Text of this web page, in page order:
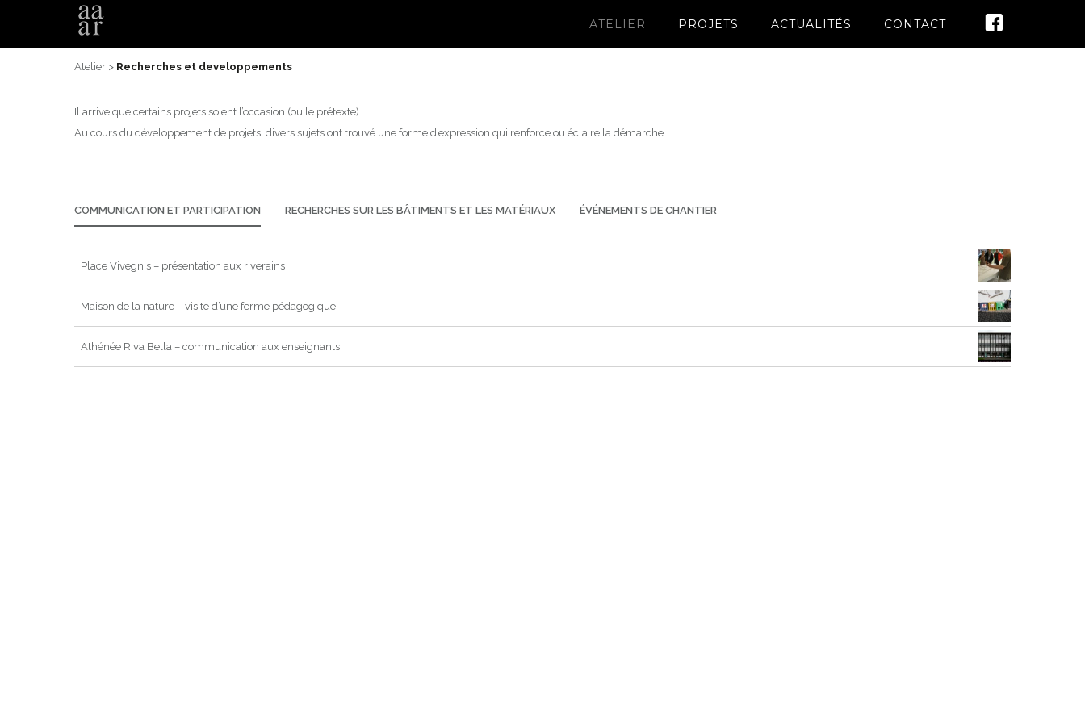
ATELIER PROJETS ACTUALITÉS CONTACT
Atelier > Recherches et developpements
Il arrive que certains projets soient l’occasion (ou le prétexte).
Au cours du développement de projets, divers sujets ont trouvé une forme d’expression qui renforce ou éclaire la démarche.
COMMUNICATION ET PARTICIPATION RECHERCHES SUR LES BÂTIMENTS ET LES MATÉRIAUX ÉVÉNEMENTS DE CHANTIER
Place Vivegnis – présentation aux riverains
Maison de la nature – visite d’une ferme pédagogique
Athénée Riva Bella – communication aux enseignants